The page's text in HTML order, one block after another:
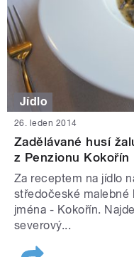
Jídlo
26. leden 2014
Zadělávané husí
z Penzionu Kokořín
Za receptem na jídlo
středočeské malebné
jména - Kokořín.
severový...